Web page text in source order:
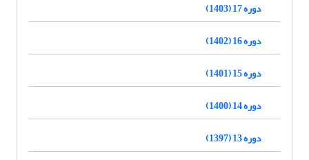
دوره 17 (1403)
دوره 16 (1402)
دوره 15 (1401)
دوره 14 (1400)
دوره 13 (1397)